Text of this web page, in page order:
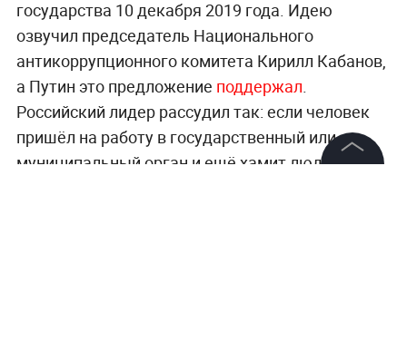
государства 10 декабря 2019 года. Идею
озвучил председатель Национального
антикоррупционного комитета Кирилл Кабанов,
а Путин это предложение поддержал.
Российский лидер рассудил так: если человек
пришёл на работу в государственный или
муниципальный орган и ещё хамит людям, ему